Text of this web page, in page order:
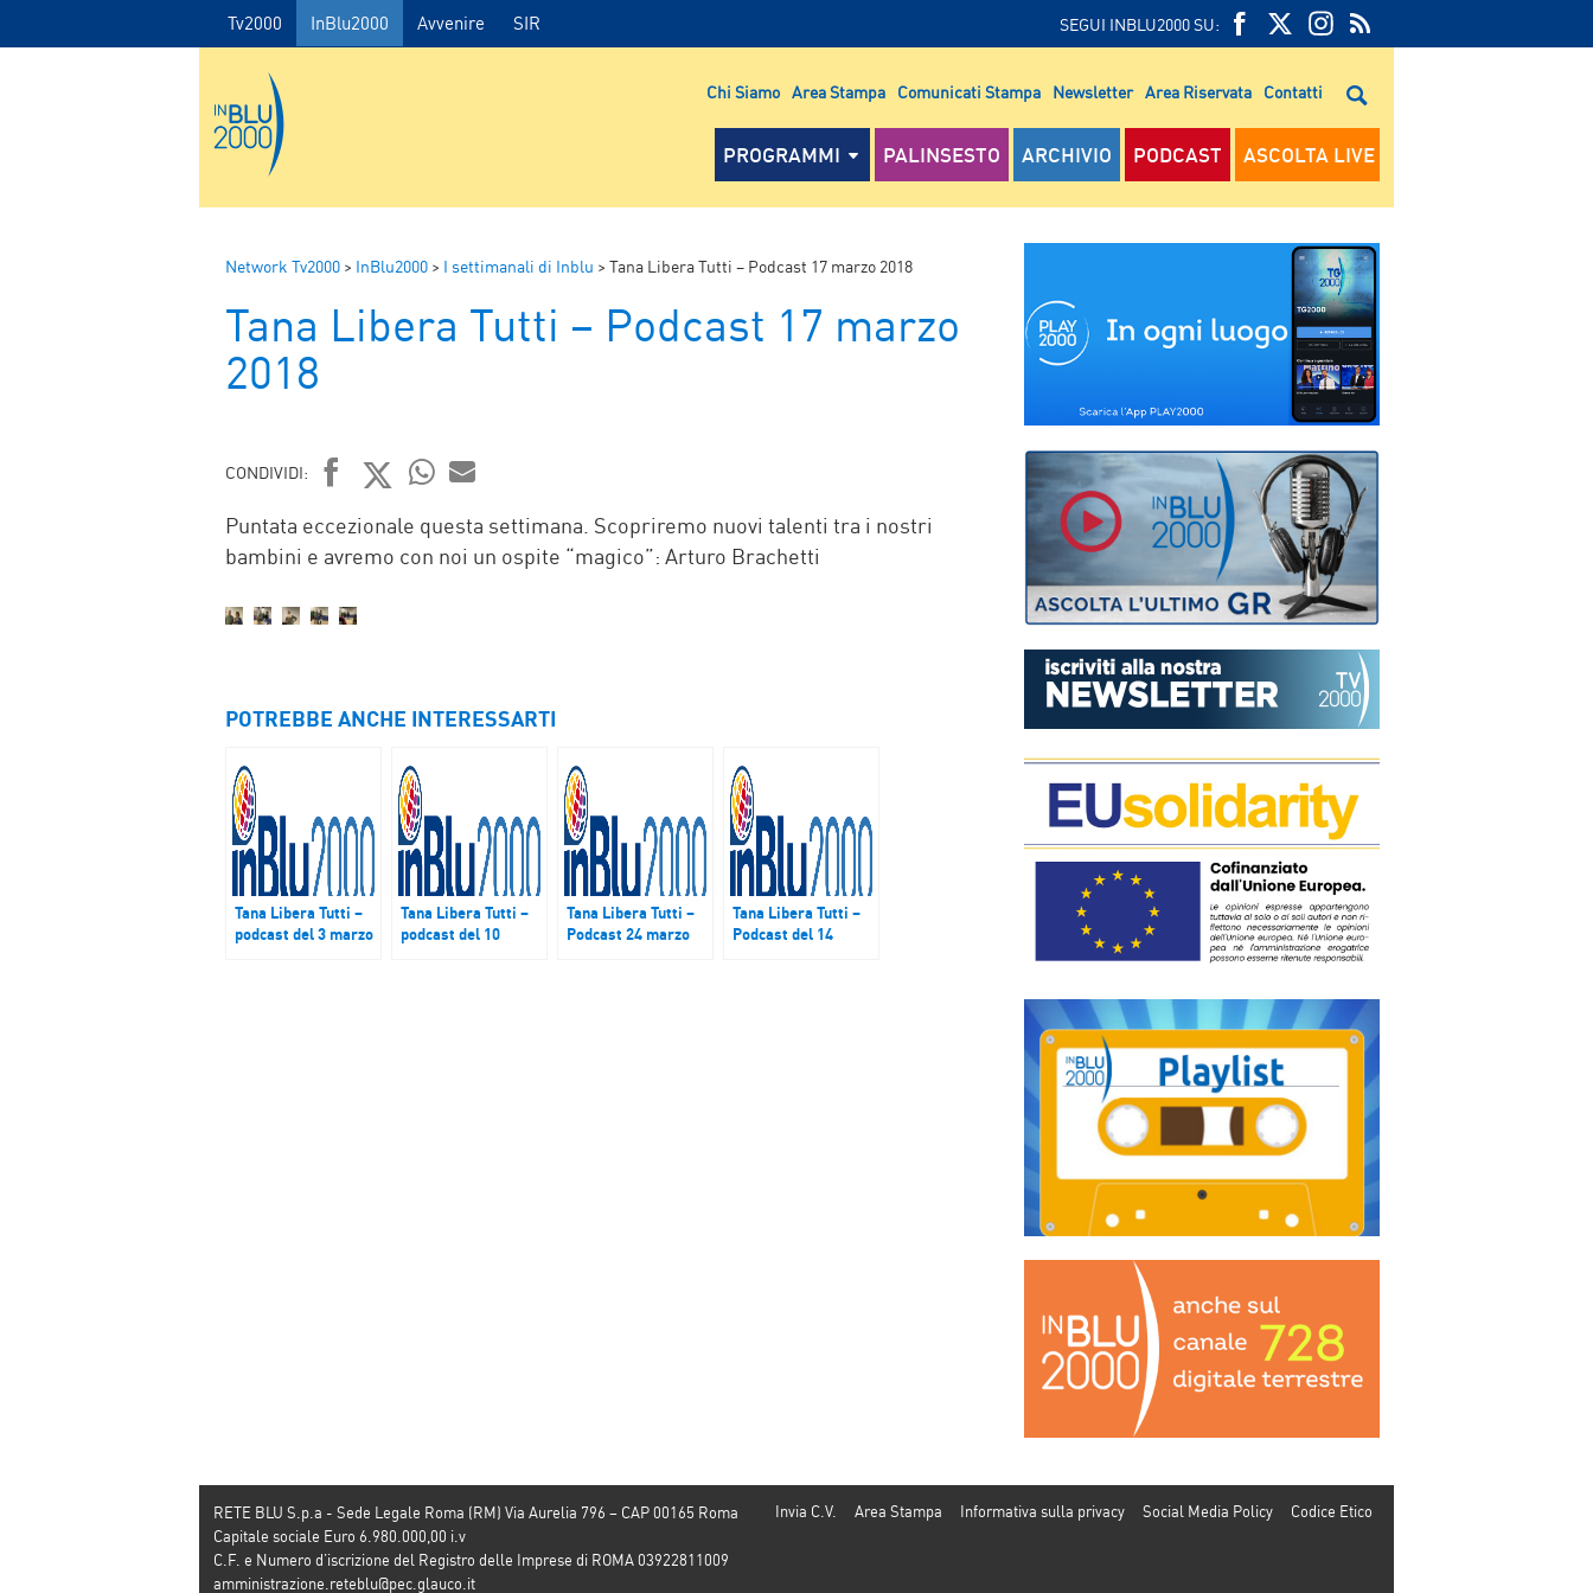
Tv2000 InBlu2000 Avvenire SIR SEGUI INBLU2000 SU:
FEED
RSS
RSS
Chi Siamo Area Stampa Comunicati Stampa Newsletter Area Riservata Contatti
PROGRAMMI PALINSESTO ARCHIVIO PODCAST ASCOLTA LIVE
Network Tv2000 > InBlu2000 > I settimanali di Inblu > Tana Libera Tutti – Podcast 17 marzo 2018
Tana Libera Tutti – Podcast 17 marzo
2018
CONDIVIDI:
FACEBOOK
TWITTER
WHATSAPP
MAIL
Puntata eccezionale questa settimana. Scopriremo nuovi talenti tra i nostri
bambini e avremo con noi un ospite “magico”: Arturo Brachetti
POTREBBE ANCHE INTERESSARTI
Tana Libera Tutti –
podcast del 3 marzo
Tana Libera Tutti –
podcast del 10
Tana Libera Tutti –
Podcast 24 marzo
Tana Libera Tutti –
Podcast del 14
Invia C.V. Area Stampa Informativa sulla privacy Social Media Policy Codice Etico
RETE BLU S.p.a - Sede Legale Roma (RM) Via Aurelia 796 – CAP 00165 Roma
Capitale sociale Euro 6.980.000,00 i.v
C.F. e Numero d’iscrizione del Registro delle Imprese di ROMA 03922811009
amministrazione.reteblu@pec.glauco.it